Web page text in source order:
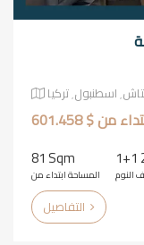
تركيا
من $ 601.458
81 Sqm
المساحة ابتداء من
1+1
النوم